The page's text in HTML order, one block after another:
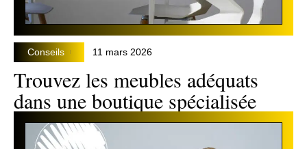
Conseils 11 mars 2026
Trouvez les meubles adéquats
dans une boutique spécialisée